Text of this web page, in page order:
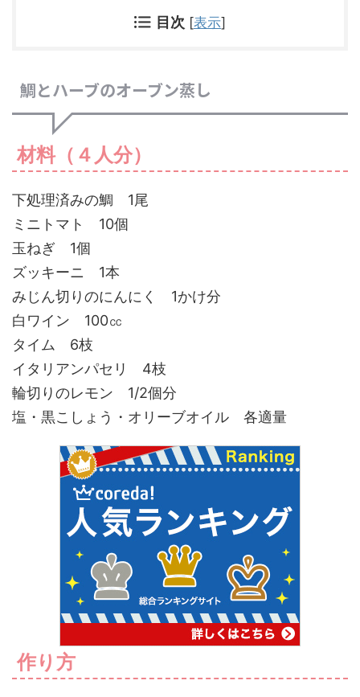
目次 [表示]
鯛とハーブのオーブン蒸し
材料（４人分）
下処理済みの鯛 1尾
ミニトマト 10個
玉ねぎ 1個
ズッキーニ 1本
みじん切りのにんにく 1かけ分
白ワイン 100㏄
タイム 6枝
イタリアンパセリ 4枝
輪切りのレモン 1/2個分
塩・黒こしょう・オリーブオイル 各適量
作り方